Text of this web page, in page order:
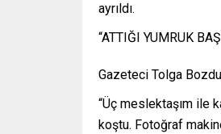
ayrıldı.
“ATTIĞI YUMRUK
Gazeteci Tolga
“Üç meslektaşım ile
koştu. Fotoğraf